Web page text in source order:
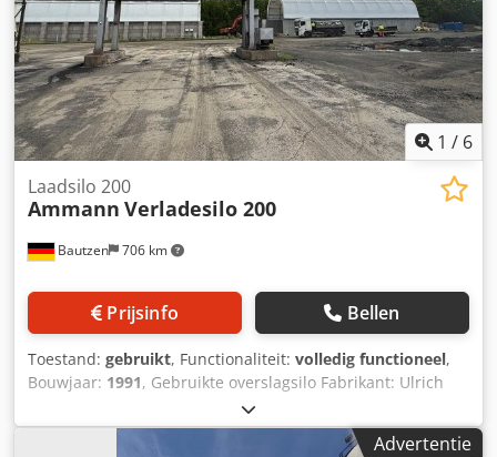
1 / 6
Bautzen 706 km
Laadsilo 200
Ammann Verladesilo 200
Prijsinfo Bellen
Toestand: gebruikt, Functionaliteit: volledig functioneel,
Bouwjaar: 1991, Gebruikte overslagsilo Fabrikant: Ulrich
Totale inhoud: 200 ton - Kuipbandtransporteur - Hijslier -
Elektrische installatie Csdpfx Aszq S Ewom Eorf
Advertentie